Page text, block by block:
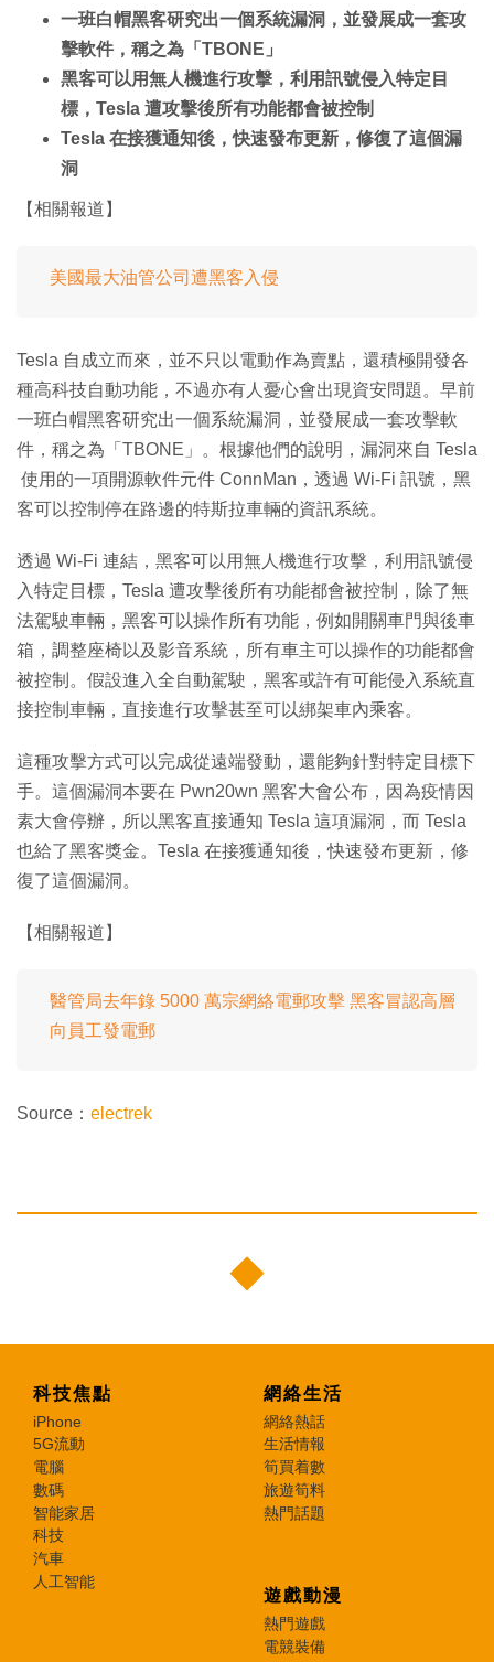
一班白帽黑客研究出一個系統漏洞，並發展成一套攻
擊軟件，稱之為「TBONE」
黑客可以用無人機進行攻擊，利用訊號侵入特定目
標，Tesla 遭攻擊後所有功能都會被控制
Tesla 在接獲通知後，快速發布更新，修復了這個漏
洞
【相關報道】
美國最大油管公司遭黑客入侵
Tesla 自成立而來，並不只以電動作為賣點，還積極開發各
種高科技自動功能，不過亦有人憂心會出現資安問題。早前
一班白帽黑客研究出一個系統漏洞，並發展成一套攻擊軟
件，稱之為「TBONE」。根據他們的說明，漏洞來自 Tesla
使用的一項開源軟件元件 ConnMan，透過 Wi-Fi 訊號，黑
客可以控制停在路邊的特斯拉車輛的資訊系統。
透過 Wi-Fi 連結，黑客可以用無人機進行攻擊，利用訊號侵
入特定目標，Tesla 遭攻擊後所有功能都會被控制，除了無
法駕駛車輛，黑客可以操作所有功能，例如開關車門與後車
箱，調整座椅以及影音系統，所有車主可以操作的功能都會
被控制。假設進入全自動駕駛，黑客或許有可能侵入系統直
接控制車輛，直接進行攻擊甚至可以綁架車內乘客。
這種攻擊方式可以完成從遠端發動，還能夠針對特定目標下
手。這個漏洞本要在 Pwn20wn 黑客大會公布，因為疫情因
素大會停辦，所以黑客直接通知 Tesla 這項漏洞，而 Tesla
也給了黑客獎金。Tesla 在接獲通知後，快速發布更新，修
復了這個漏洞。
【相關報道】
醫管局去年錄 5000 萬宗網絡電郵攻擊 黑客冒認高層
向員工發電郵
Source： electrek
科技焦點
iPhone
5G流動
電腦
數碼
智能家居
科技
汽車
人工智能
網絡生活
網絡熱話
生活情報
筍買着數
旅遊筍料
熱門話題
遊戲動漫
熱門遊戲
電競裝備